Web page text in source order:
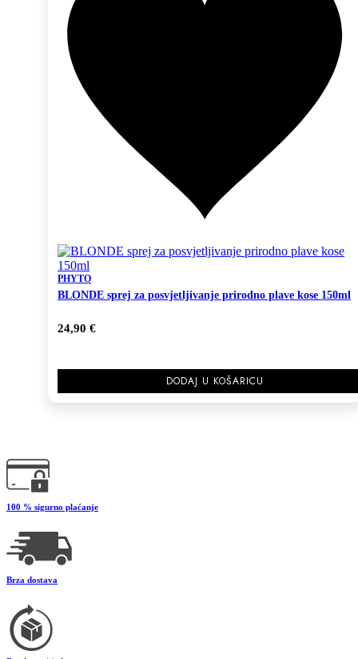
PHYTO
BLONDE sprej za posvjetljivanje prirodno plave kose 150ml
24,90 €
DODAJ U KOŠARICU
100 % sigurno plaćanje
Brza dostava